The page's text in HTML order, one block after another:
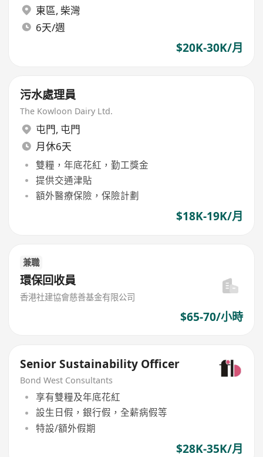
東區, 柴灣
6天/週
$20K-30K/月
污水處理員
The Kowloon Dairy Ltd.
屯門, 屯門
月休6天
雙糧，年底花紅，勤工獎金
提供交通津貼
額外醫療保險，保險計劃
$18K-19K/月
兼職
環保回收員
香港社建協會慈善基金有限公司
$65-70/小時
Senior Sustainability Officer
Bond West Consultants
享有雙糧及年底花紅
設生日假，銀行假，全薪病假等
特設/額外假期
$28K-35K/月